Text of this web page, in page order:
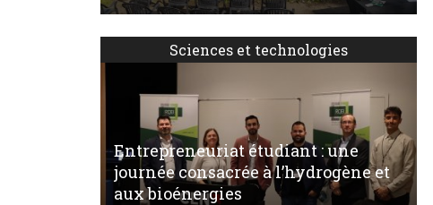
Sciences et technologies
Entrepreneuriat étudiant : une
journée consacrée à l’hydrogène et
aux bioénergies